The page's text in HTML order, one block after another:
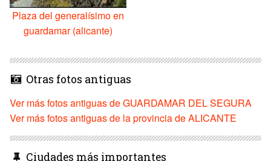
Plaza del generalísimo en
guardamar (alicante)
Otras fotos antiguas
Ver más fotos antiguas de GUARDAMAR DEL SEGURA
Ver más fotos antiguas de la provincia de ALICANTE
Ciudades más importantes